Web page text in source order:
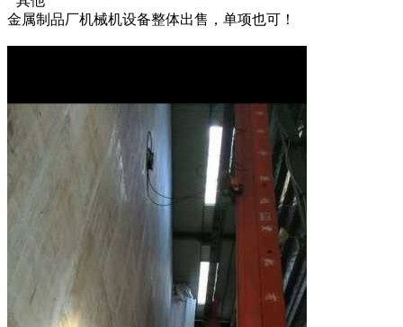
金属制品厂机械机设备整体出售，单项也可！